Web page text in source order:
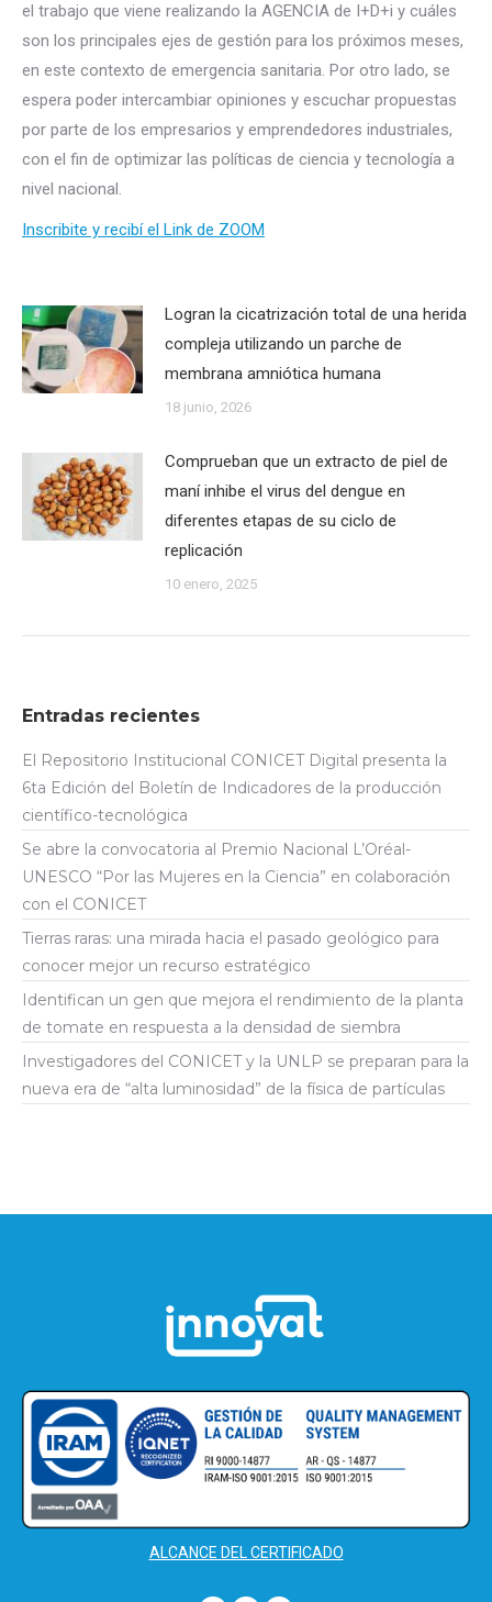
el trabajo que viene realizando la AGENCIA de I+D+i y cuáles
son los principales ejes de gestión para los próximos meses,
en este contexto de emergencia sanitaria. Por otro lado, se
espera poder intercambiar opiniones y escuchar propuestas
por parte de los empresarios y emprendedores industriales,
con el fin de optimizar las políticas de ciencia y tecnología a
nivel nacional.
Inscribite y recibí el Link de ZOOM
Logran la cicatrización total de una herida
compleja utilizando un parche de
membrana amniótica humana
18 junio, 2026
Comprueban que un extracto de piel de
maní inhibe el virus del dengue en
diferentes etapas de su ciclo de
replicación
10 enero, 2025
Entradas recientes
El Repositorio Institucional CONICET Digital presenta la
6ta Edición del Boletín de Indicadores de la producción
científico-tecnológica
Se abre la convocatoria al Premio Nacional L’Oréal-
UNESCO “Por las Mujeres en la Ciencia” en colaboración
con el CONICET
Tierras raras: una mirada hacia el pasado geológico para
conocer mejor un recurso estratégico
Identifican un gen que mejora el rendimiento de la planta
de tomate en respuesta a la densidad de siembra
Investigadores del CONICET y la UNLP se preparan para la
nueva era de “alta luminosidad” de la física de partículas
ALCANCE DEL CERTIFICADO